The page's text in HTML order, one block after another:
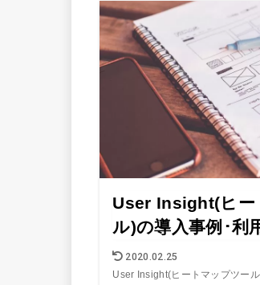
User Insight(ヒー
ル)の導入事例･利
2020.02.25
User Insight(ヒートマップツー